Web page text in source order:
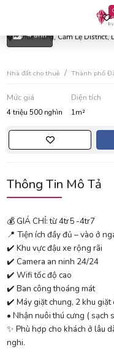
Căn hộ cho thuê
Khuê Trung, Cẩm Lệ District,
4 ảnh
Nhà đất cho thuê Thành phố
Mức giá
4 triệu 500 nghìn
Diện tích
1m²
Thông Tin Mô Tả
💰 GIÁ CHỈ: từ 4tr5 -4tr7
📍 Tiện ích đầy đủ – vào ở
✔️ Khu vực đậu xe rộng rãi
✔️ Camera an ninh 24/24
✔️ Wifi tốc độ cao
✔️ Ban công thoáng mát
✔️ Máy giặt chung, 2 khu giặt
• Nhận nuôi thú cưng ( sạch
✨ Phù hợp cho khách ở lâu
nghi.